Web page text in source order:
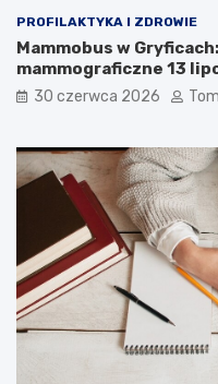
PROFILAKTYKA I ZDROWIE
Mammobus w
mammograficzne 13
30 czerwca 2026